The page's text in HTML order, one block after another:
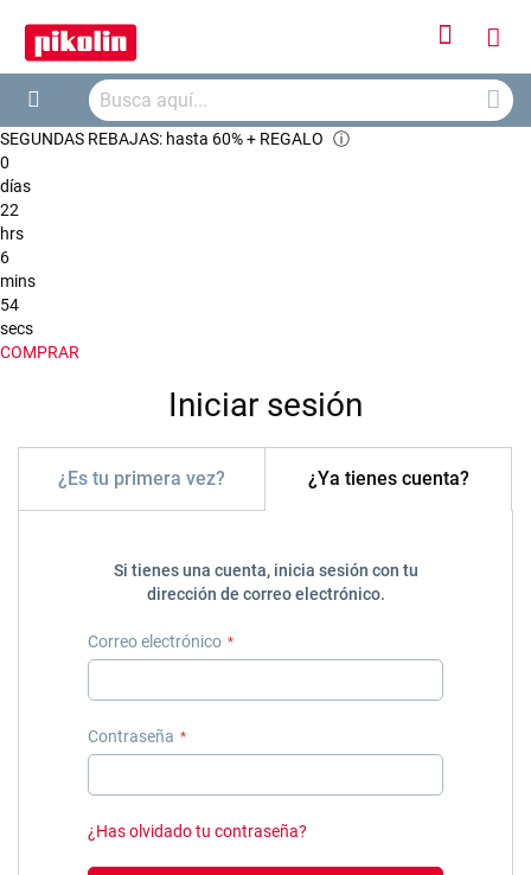
Iniciar
Buscar
SEGUNDAS REBAJAS: hasta 60% + REGALO ⓘ
0
días
22
hrs
6
mins
54
secs
COMPRAR
Iniciar sesión
¿Es tu primera vez? ¿Ya tienes cuenta?
Si tienes una cuenta, inicia sesión con tu
dirección de correo electrónico.
Correo electrónico
Contraseña
¿Has olvidado tu contraseña?